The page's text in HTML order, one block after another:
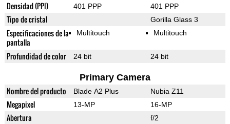
Densidad (PPI) 401 PPP 401 PPP
Tipo de cristal Gorilla Glass 3
Especificaciones de la
pantalla
Multitouch Multitouch
Profundidad de color 24 bit 24 bit
Primary Camera
Nombre del producto Blade A2 Plus Nubia Z11
Megapixel 13-MP 16-MP
Abertura f/2